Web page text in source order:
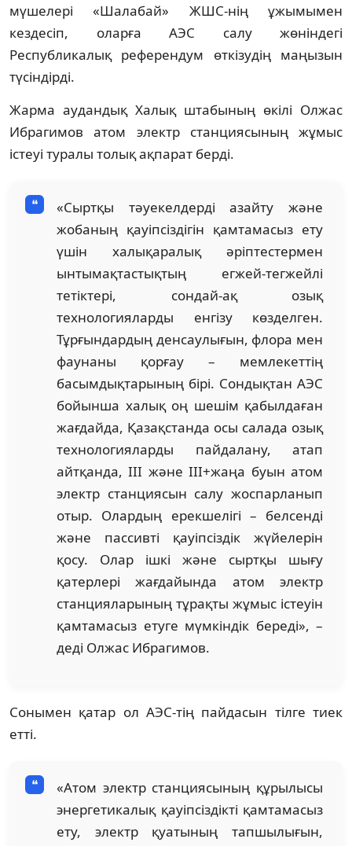
мүшелері «Шалабай» ЖШС-нің ұжымымен
кездесіп, оларға АЭС салу жөніндегі
Республикалық референдум өткізудің маңызын
түсіндірді.
Жарма аудандық Халық штабының өкілі Олжас
Ибрагимов атом электр станциясының жұмыс
істеуі туралы толық ақпарат берді.
«Сыртқы тәуекелдерді азайту және
жобаның қауіпсіздігін қамтамасыз ету
үшін халықаралық әріптестермен
ынтымақтастықтың егжей-тегжейлі
тетіктері, сондай-ақ озық
технологияларды енгізу көзделген.
Тұрғындардың денсаулығын, флора мен
фаунаны қорғау – мемлекеттің
басымдықтарының бірі. Сондықтан АЭС
бойынша халық оң шешім қабылдаған
жағдайда, Қазақстанда осы салада озық
технологияларды пайдалану, атап
айтқанда, III және III+жаңа буын атом
электр станциясын салу жоспарланып
отыр. Олардың ерекшелігі – белсенді
және пассивті қауіпсіздік жүйелерін
қосу. Олар ішкі және сыртқы шығу
қатерлері жағдайында атом электр
станцияларының тұрақты жұмыс істеуін
қамтамасыз етуге мүмкіндік береді», –
деді Олжас Ибрагимов.
Сонымен қатар ол АЭС-тің пайдасын тілге тиек
етті.
«Атом электр станциясының құрылысы
энергетикалық қауіпсіздікті қамтамасыз
ету, электр қуатының тапшылығын,